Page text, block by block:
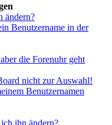
ändern?
Benutzername in der
die Forenuhr geht
nicht zur Auswahl!
Benutzernamen
ihn ändern?